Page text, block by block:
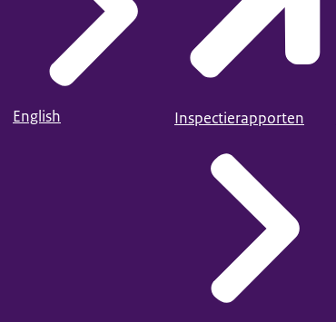
English Inspectierapporten